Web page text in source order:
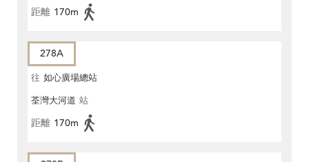
距離 170m
278A
往 如心廣場總站
荃灣大河道 站
距離 170m